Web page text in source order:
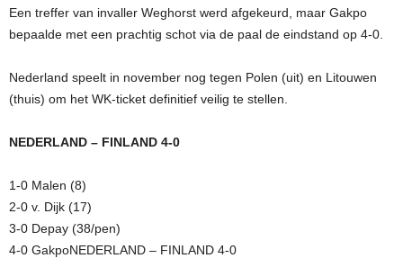
Een treffer van invaller Weghorst werd afgekeurd, maar Gakpo
bepaalde met een prachtig schot via de paal de eindstand op 4-0.
Nederland speelt in november nog tegen Polen (uit) en Litouwen
(thuis) om het WK-ticket definitief veilig te stellen.
NEDERLAND – FINLAND 4-0
1-0 Malen (8)
2-0 v. Dijk (17)
3-0 Depay (38/pen)
4-0 GakpoNEDERLAND – FINLAND 4-0